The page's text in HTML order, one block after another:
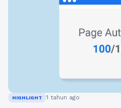
HIGHLIGHT 1 tahun ago